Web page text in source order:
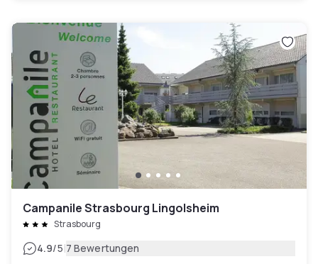
Campanile Strasbourg Lingolsheim
Strasbourg
4.9/5|7 Bewertungen